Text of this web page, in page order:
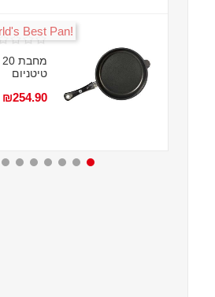
!World's Best Pan
טיטניום
₪254.90